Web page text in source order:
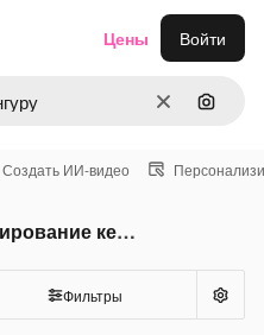
ОчиститьПоиск
Цены Войти
Создать ИИ-видео
PSD По Запросу 3d моделирование кенгуру
Фильтры